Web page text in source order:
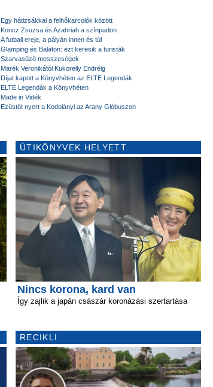
Egy hátizsákkal a felhőkarcolók között
Koncz Zsuzsa és Azahriah a színpadon
A futball ereje, a pályán innen és túl
Glamping és Balaton: ezt keresik a turisták
Szarvasűző messzeségek
Marék Veronikától Kukorelly Endréig
Díjat kapott a Könyvhéten az ELTE Legendák
ELTE Legendák a Könyvhéten
Made in Vidék
Ezüstöt nyert a Kodolányi az Arany Glóbuszon
ÚTIKÖNYVEK HELYETT
Nincs korona, kard van
Így zajlik a japán császár koronázási szertartása
RECIKLI